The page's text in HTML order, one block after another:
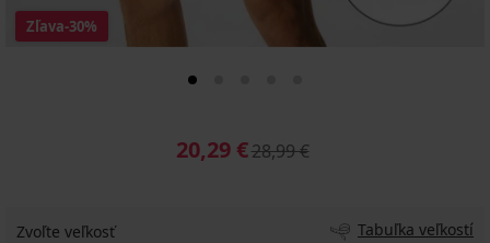
Zľava-30%
20,29 €28,99 €
Zvoľte veľkosť Tabuľka veľkostí